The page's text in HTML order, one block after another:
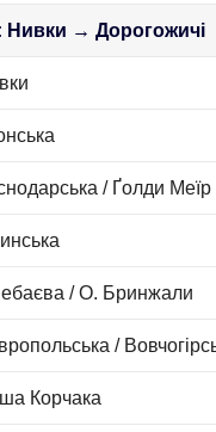
Нивки → Дорогожичі
/ Ґолди Меїр
/ О. Бринжали
/
Корчака